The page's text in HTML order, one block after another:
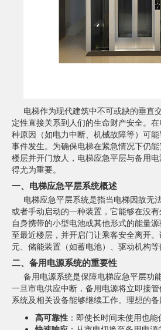
电梯作为现代建筑中不可或缺的垂直
定性直接关系到人们的生命财产安全。
种原因（如电力中断、机械故障等）可
事件发生。为确保电梯在紧急情况下仍
楼层并开门放人，电梯应急平层与备用
得尤为重要。
一、电梯应急平层系统概述
电梯应急平层系统是指当电梯因故无
或者手动启动的一种装置，它能够在没
自身携带的小型电池或其他形式的能量
至最近楼层，并开启门让乘客安全离开
元、储能装置（如蓄电池）、驱动机构等
二、备用电源系统的重要性
备用电源系统是保障电梯应急平层功
一旦市电供应中断，备用电源将立即接
系统及相关设备能够继续工作。理想的
高可靠性 ：即使长时间未使用也能